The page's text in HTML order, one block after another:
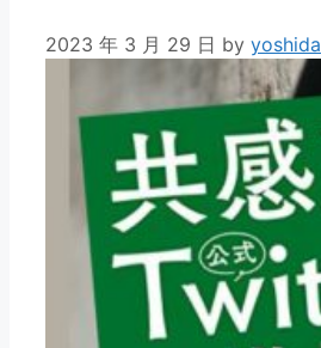
2023 年 3 月 29 日 by yoshida